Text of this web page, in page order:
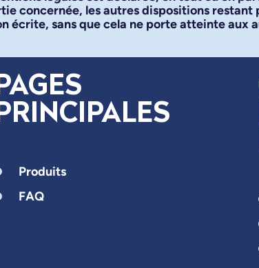
concernée, les autres dispositions
écrite, sans que cela ne porte atteinte aux
Produits
FAQ